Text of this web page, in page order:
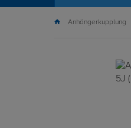
Anhängerkupplung